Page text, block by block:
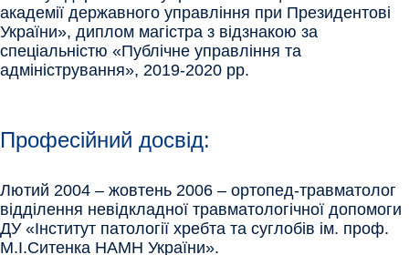
академії державного управління при Президентові
України», диплом магістра з відзнакою за
спеціальністю «Публічне управління та
адміністрування», 2019-2020 рр.
Професійний досвід:
Лютий 2004 – жовтень 2006 – ортопед-травматолог
відділення невідкладної травматологічної допомоги
ДУ «Інститут патології хребта та суглобів ім. проф.
М.І.Ситенка НАМН України».